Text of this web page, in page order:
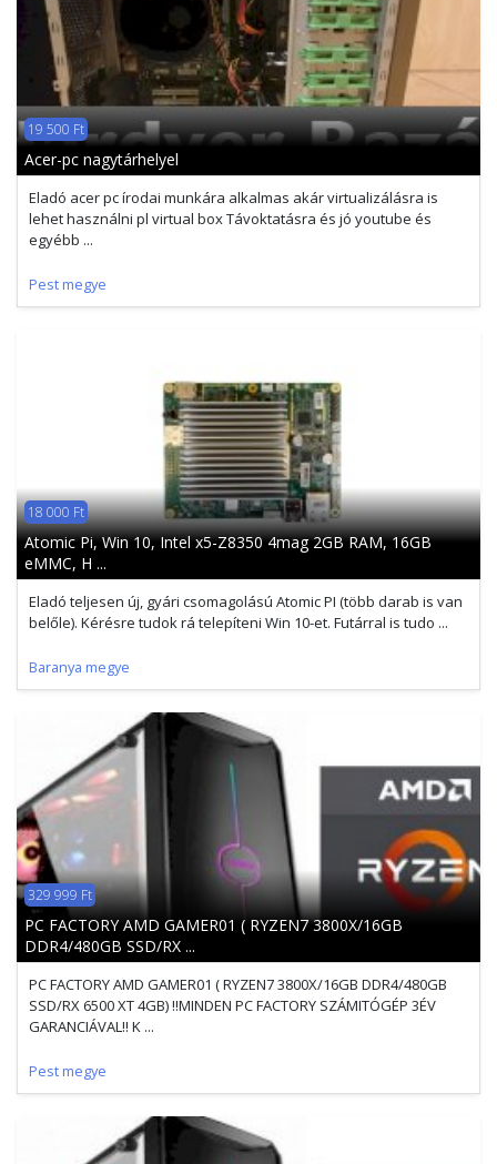
19 500 Ft
Acer-pc nagytárhelyel
Eladó acer pc írodai munkára alkalmas akár virtualizálásra is
lehet használni pl virtual box Távoktatásra és jó youtube és
egyébb ...
Pest megye
18 000 Ft
Atomic Pi, Win 10, Intel x5-Z8350 4mag 2GB RAM, 16GB
eMMC, H ...
Eladó teljesen új, gyári csomagolású Atomic PI (több darab is van
belőle). Kérésre tudok rá telepíteni Win 10-et. Futárral is tudo ...
Baranya megye
329 999 Ft
PC FACTORY AMD GAMER01 ( RYZEN7 3800X/16GB
DDR4/480GB SSD/RX ...
PC FACTORY AMD GAMER01 ( RYZEN7 3800X/16GB DDR4/480GB
SSD/RX 6500 XT 4GB) !!MINDEN PC FACTORY SZÁMITÓGÉP 3ÉV
GARANCIÁVAL!! K ...
Pest megye